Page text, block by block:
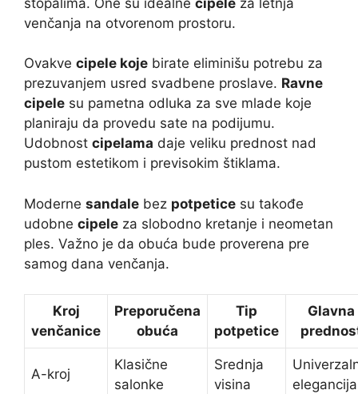
venčanja na otvorenom prostoru.
Ovakve cipele koje birate eliminišu potrebu za
prezuvanjem usred svadbene proslave. Ravne
cipele su pametna odluka za sve mlade koje
planiraju da provedu sate na podijumu.
Udobnost cipelama daje veliku prednost nad
pustom estetikom i previsokim štiklama.
Moderne sandale bez potpetice su takođe
udobne cipele za slobodno kretanje i neometan
ples. Važno je da obuća bude proverena pre
samog dana venčanja.
Kroj
venčanice
Preporučena
obuća
Tip
potpetice
Glavna
A-kroj
Klasične
salonke
Srednja
visina
elegancija